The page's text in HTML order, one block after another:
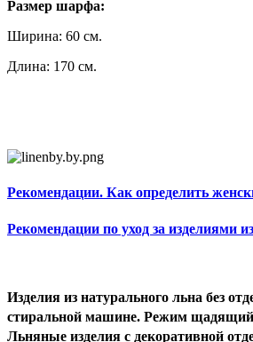
Размер шарфа:
Ширина: 60 см.
Длина: 170 см.
Рекомендации. Как определить
Рекомендации по уход за изделиями
Изделия из натурального льна без
стиральной машине. Режим
Льняные изделия с декоративной